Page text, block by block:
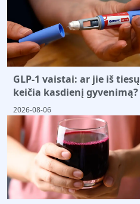
GLP-1 vaistai: ar jie iš tiesų
keičia kasdienį gyvenimą?
2026-08-06